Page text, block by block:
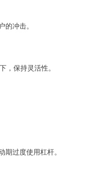
冲击。
保持灵活性。
过度使用杠杆。